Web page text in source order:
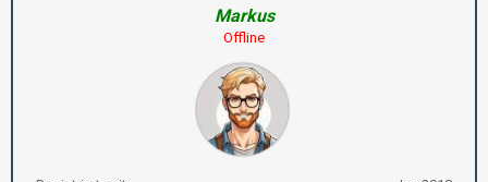
Markus
Offline